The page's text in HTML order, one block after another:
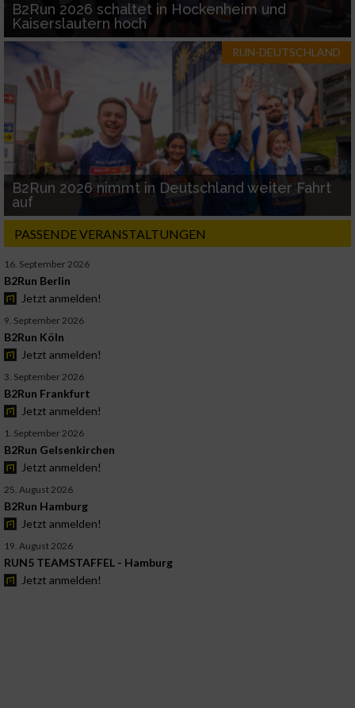
B2Run 2026 schaltet in Hockenheim und
Kaiserslautern hoch
RUN-DEUTSCHLAND
B2Run 2026 nimmt in Deutschland weiter Fahrt
auf
PASSENDE VERANSTALTUNGEN
16. September 2026
B2Run Berlin
Jetzt anmelden!
9. September 2026
B2Run Köln
Jetzt anmelden!
3. September 2026
B2Run Frankfurt
Jetzt anmelden!
1. September 2026
B2Run Gelsenkirchen
Jetzt anmelden!
25. August 2026
B2Run Hamburg
Jetzt anmelden!
19. August 2026
RUN5 TEAMSTAFFEL - Hamburg
Jetzt anmelden!